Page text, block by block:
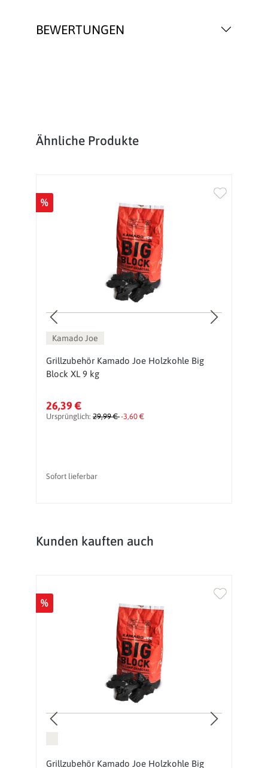
BEWERTUNGEN
Produktgalerie überspringen
Ähnliche Produkte
%
Kamado Joe
Grillzubehör Kamado Joe Holzkohle Big
Block XL 9 kg
26,39 €
Ursprünglich: 29,99 €-3,60 €
Sofort lieferbar
Produktgalerie überspringen
Kunden kauften auch
%
Grillzubehör Kamado Joe Holzkohle Big